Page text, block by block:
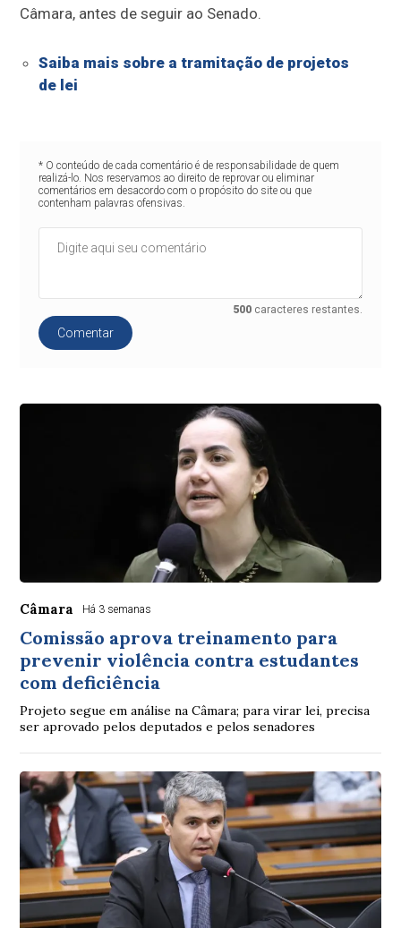
Câmara, antes de seguir ao Senado.
Saiba mais sobre a tramitação de projetos
de lei
* O conteúdo de cada comentário é de responsabilidade de quem
realizá-lo. Nos reservamos ao direito de reprovar ou eliminar
comentários em desacordo com o propósito do site ou que
contenham palavras ofensivas.
500 caracteres restantes.
Comentar
Câmara Há 3 semanas
Comissão aprova treinamento para
prevenir violência contra estudantes
com deficiência
Projeto segue em análise na Câmara; para virar lei, precisa
ser aprovado pelos deputados e pelos senadores